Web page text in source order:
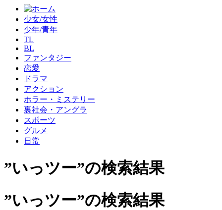
少女/女性
少年/青年
TL
BL
ファンタジー
恋愛
ドラマ
アクション
ホラー・ミステリー
裏社会・アングラ
スポーツ
グルメ
日常
”いっツー”の検索結果
”いっツー”の検索結果